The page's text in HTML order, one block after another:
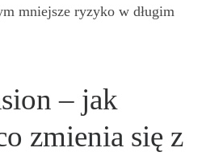
mniejsze ryzyko w długim
– jak
zmienia się z